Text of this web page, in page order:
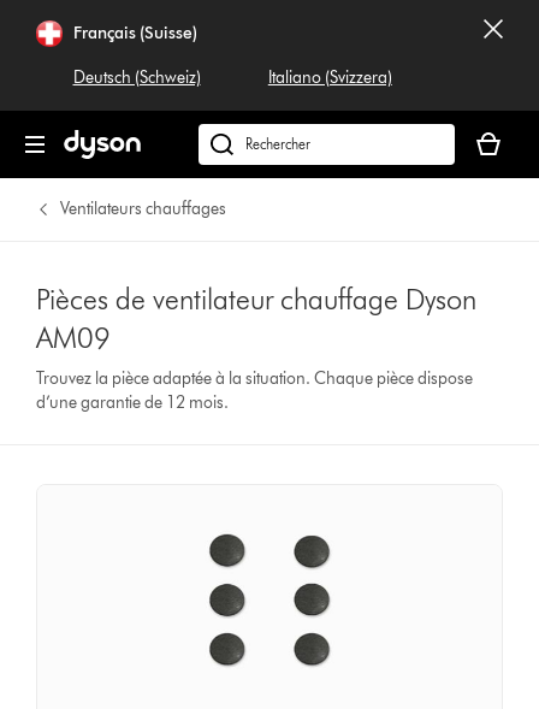
Français (Suisse)
Deutsch (Schweiz) Italiano (Svizzera)
Rechercher
dyson.ch
panier
est
Ventilateurs chauffages
Pièces de ventilateur chauffage Dyson
AM09
Trouvez la pièce adaptée à la situation. Chaque pièce dispose
d’une garantie de 12 mois.